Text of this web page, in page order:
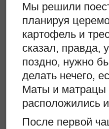
Мы решили
планируя
картофель и
сказал, правда,
поздно, нужно
делать нечего,
Маты и матрацы
расположились
После первой